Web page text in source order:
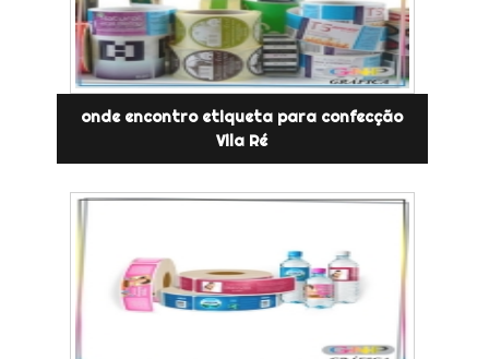
onde encontro etiqueta para confecção
Vila Ré